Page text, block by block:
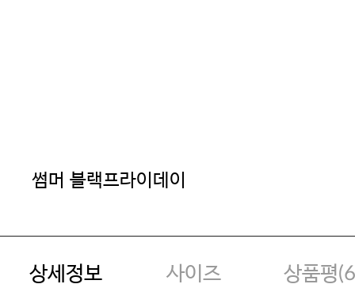
썸머 블랙프라이데이
상세정보 사이즈 상품평(6